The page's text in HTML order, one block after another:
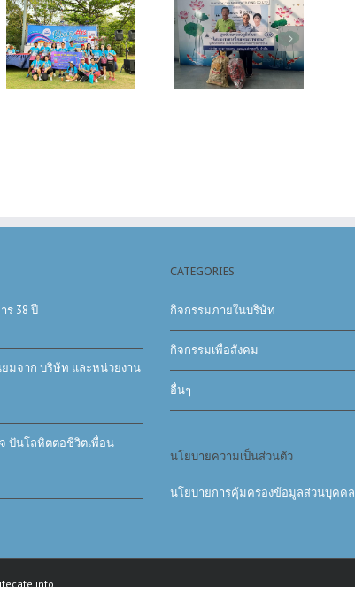
รับมอบอลูมิ
เนียม จาก
บริษัท เฮ็ลธ์ฟู้ดส์
รับมอบเศษอลูมิ
เนียม จากบริษัท
ฟาบริเนท จำกัด
ร 38 ปี
มจาก บริษัท และหน่วยงาน
จ ปันโลหิตต่อชีวิตเพื่อน
CATEGORIES
กิจกรรมภายในบริษัท
กิจกรรมเพื่อสังคม
อื่นๆ
นโยบายความเป็นส่วนตัว
นโยบายการคุ้มครองข้อมูลส่วนบุคคล